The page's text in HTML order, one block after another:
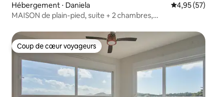
Hébergement ⋅ Daniela Évaluation
4,95 (57)
MAISON de plain-pied, suite + 2 chambres,
Coup de cœur voyageurs
Coup de cœur voyageurs